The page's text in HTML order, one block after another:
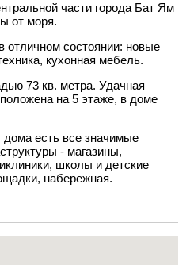
части города Бат Ям
от моря.
отличном состоянии: новые
кухонная мебель.
73 кв. метра. Удачная
на 5 этаже, в доме
дома есть все значимые
- магазины,
школы и детские
набережная.